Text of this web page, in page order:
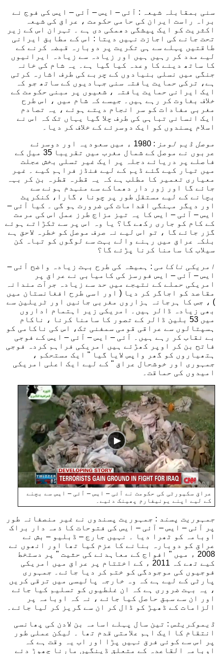
سنی بمقابلہ شیعہ : آئی – ایس – آئی – ایس کی فوج نے
براہ راست ایران کی حامی حکومت ، عراق کی شیعہ
اکثریت کو ایک پیشگی دھمکی دی ہے ۔ تہران اس کے زیر
تحت جانے کی اجازت نہيں دیتا : اس کے مطابق ایرانی
طاقتیں پہلے سے ہی تکریت پر دوبارہ قبضہ کرنے کے
لیے مدد کر رہیں ہیں اور زیادہ سے زیادہ ایرانیوں
کا ساتھ دینے کا وعدہ کیا گیا ہے۔ یہ شام کی خانہ
جنگی میں نسلی بنیادوں کے چربے کی طرف اشارہ کرتی
ہے، ترکی حمایت یافتہ سنی جہادیوں کے ساتھ جو کہ
ایک ایرانی حمایت یافتہ ، شعیوں پر مبنی حکومت کے
خلاف بغاوت کر رہے ہیں۔ جیسے کہ شام میں ، اس طرح
مغربی مفادات کو سر انجام دیتے ہوئے ، یہ تصادم
ایک انسانی تباہی کی طرف چلا گیا یہاں تک کہ اس نے
اسلام پسندوں کو ایک دوسرئے کے خلاف کر دیا۔
موصل ڈیم لومز
: 1980 ء میں سعودیہ اور دوسرئے
عربوں نے موصل کے شمال مغرب میں تقریبا 35 میل کے
فاصلے پر دریائے دجلہ پر ایک غیر تسلی بخش عجلت
میں تیار کیے گئے ڈیم کے لیے فنڈز فراہم کیے ۔ غیر
معیاری تعمیر کا مطلب ہے کہ یہ قطرہ قطرہ بن کر بہہ
جائے گا اور زور دار دھماکے سے منہدم ہونے سے
بچانے کے لیے مستقل طور پر چونا ، گارا، کنکریٹ
اور دیگر مہنگی اقدامات کی ضرورت ہو گی ۔ کیا آئی –
ایس – آئی – ایس کا یہ تیز مزاج طرز عمل اس کی مرمت
کے کام کو جاری رکھے گا؟ یا وہ اس پر سے ٹکڑاتے ہوئے
گزر جائے گا ، تو اس لیے نہ صرف موصل کو خطرہ لاحق ہے
بلکہ عراق میں رہنے والے بہت سے لوگوں کو تباہ کن
سیلاب کا سامنا کرنا پڑئے گا؟
امریکی ناکامی : ہمیشہ کی طرح بہت زیادہ واضح آئی –
ایس – آئی – ایس فورسز کی کامیابی نے عراق پر
امریکی حملے کے نتیجے میں حد سے زیادہ جرآت مندانہ
مقاصد کو اجاگر کر دیا ( اور اسی طرح افغانستان میں
) ، جس کا ہرجانہ ہزاروں مغربی جانیں اور ٹریلین سے
بھی زیادہ ڈالر ہیں۔ امریکی زیر اہتمام اداروں
میں 53 بلین ڈالر کے تصور کا سامنا کرنا ، ناکام
ہسپتالوں سے عراقی قومی سمفنی تک، اس کی ناکامی کو
بے نقاب کر رہے ہیں۔ آئی – ایس – آئی – ایس کے فوجی
فاتح بن کر اوپر کھڑئے ہیں امریکی فراہم کردہ فوجی
ہتھیاروں کو گھر واپس لایا گیا " ایک مستحکم ،
جمہوری اور خوشحال عراق " کے لیے ایک اعلی امریکی
امیدوں کی حماقت۔
عراق سکیورٹی کی حکومت نے آئی – ایس – آئی – ایس سے بچنے
کے لیے اپنے یونیفارم پھینک دئیے۔
جمہوریت پسند : جمہوریت پسندوں نے غیر منصفانہ طور
پر آئی – ایس – آئی – ایس کی فتوحات کا ذمہ دار براک
اوبامہ کو ٹھرا دیا ۔ نہیں جارج – ڈبلیو – بش نے
عراق کو دوبارہ بنانے کا عزم کیا تھا اور انھوں نے
2008 ء میں " افواج کے معاہدئے کی حثیت " پر دستخط
کیے تھے کہ 2011 ء کے اختتام پر عراق میں امریکی
فوجیوں کی موجودگی کو ختم کر دیا جائے۔ جمہوری
پارٹی کے لیے ہے کہ وہ خارجہ پالیسی میں ترقی کریں
، یہ بہت ضروری ہے کہ ان غلطیوں کو تسلیم کیا جائے
اور ان سے سبق حاصل کیا جائے ، نہ کہ اوبامہ پر
الزامات کے ڈھیڑ کو ڈال کر ان سے گریز کر لیا جائے۔
ڈیموکریٹس : تین سال پہلے اسامہ بن لادن کی پھانسی
انتقام کا ایک اہم علامتی قدم تھا ۔ لیکن عملی طور
پر اس سے کوئی فرق نہیں پڑا اور اب یہ وقت ہے کہ
اوبامہ القاعدہ کے متعلق ڈینگیں مارنا چھوڑ دئے